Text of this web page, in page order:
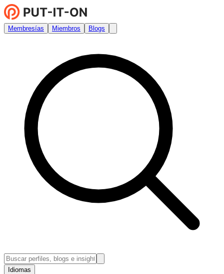
Membresías Miembros Blogs
Idiomas